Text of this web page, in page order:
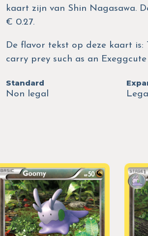
kaart zijn van Shin Nagasawa.
€ 0.27.
De flavor tekst op deze kaart is:
carry prey such as an
Standard
Non legal